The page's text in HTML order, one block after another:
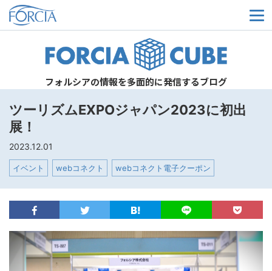
メ
フォルシアの情報を多面的に発信するブログ
ツーリズムEXPOジャパン2023に初出
展！
2023.12.01
イベント webコネクト webコネクト電子クーポン